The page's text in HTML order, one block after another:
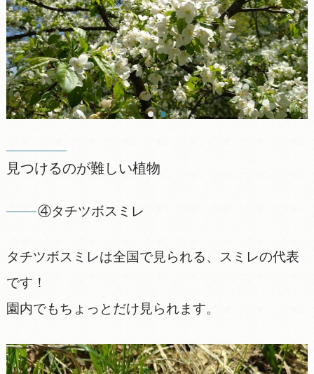
見つけるのが難しい植物
④タチツボスミレ
タチツボスミレは全国で見られる、スミレの代表
です！
園内でもちょっとだけ見られます。